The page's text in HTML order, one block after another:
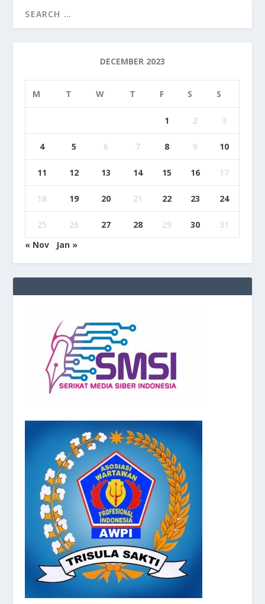
DECEMBER 2023
M T W T F S S
1 2 3
4 5 6 7 8 9 10
11 12 13 14 15 16 17
18 19 20 21 22 23 24
25 26 27 28 29 30
31
« Nov
Jan »